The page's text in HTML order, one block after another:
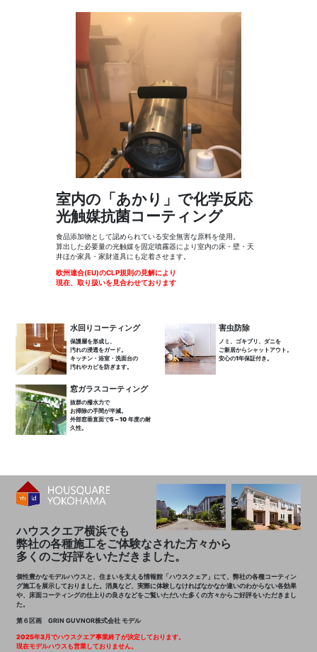
室内の「あかり」で化学反応
光触媒抗菌コーティング
食品添加物として認められている安全無害な原料を使用。
算出した必要量の光触媒を固定噴霧器により室内の床・壁・天
井ほか家具・家財道具にも定着させます。
欧州連合(EU)のCLP規則の見解により
現在、取り扱いを見合わせております
水回りコーティング
保護層を形成し、
汚れの浸透をガード。
キッチン・浴室・洗面台の
汚れやカビを防ぎます。
害虫防除
ノミ、ゴキブリ、ダニを
ご新居からシャットアウト。
安心の1年保証付き。
窓ガラスコーティング
抜群の撥水力で
お掃除の手間が半減。
外部窓垂直面で5～10 年度の耐
久性。
ハウスクエア横浜でも
弊社の各種施工をご体験なされた方々から
多くのご好評をいただきました。
個性豊かなモデルハウスと、住まいを支える情報館「ハウスクェア」にて、弊社の各種コーティン
グ施工を展示しておりました。消臭など、実際に体験しなければなかなか違いのわからない各効果
や、床面コーティングの仕上りの良さなどをご覧いただいた多くの方々からご好評をいただきまし
た。
第６区画 GRIN GUVNOR株式会社 モデル
2025年3月でハウスクエア事業終了が決定しております。
現在モデルハウスも営業しておりません。